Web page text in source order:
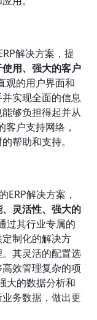
解决方案，提
用、强大的客户
观的用户界面和
实现全面的信息
够负担得起并从
客户支持网络，
帮助和支持。
ERP解决方案，
灵活性、强大的
过其行业专属的
制化的解决方
其灵活的配置选
效管理复杂的项
大的数据分析和
务数据，做出更